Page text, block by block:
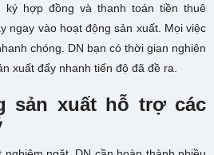
ký hợp đồng và thanh toán tiền thuê
ngay vào hoạt động sản xuất. Mọi việc
chóng. DN bạn có thời gian nghiên
xuất đẩy nhanh tiến độ đã đề ra.
sản xuất hỗ trợ các